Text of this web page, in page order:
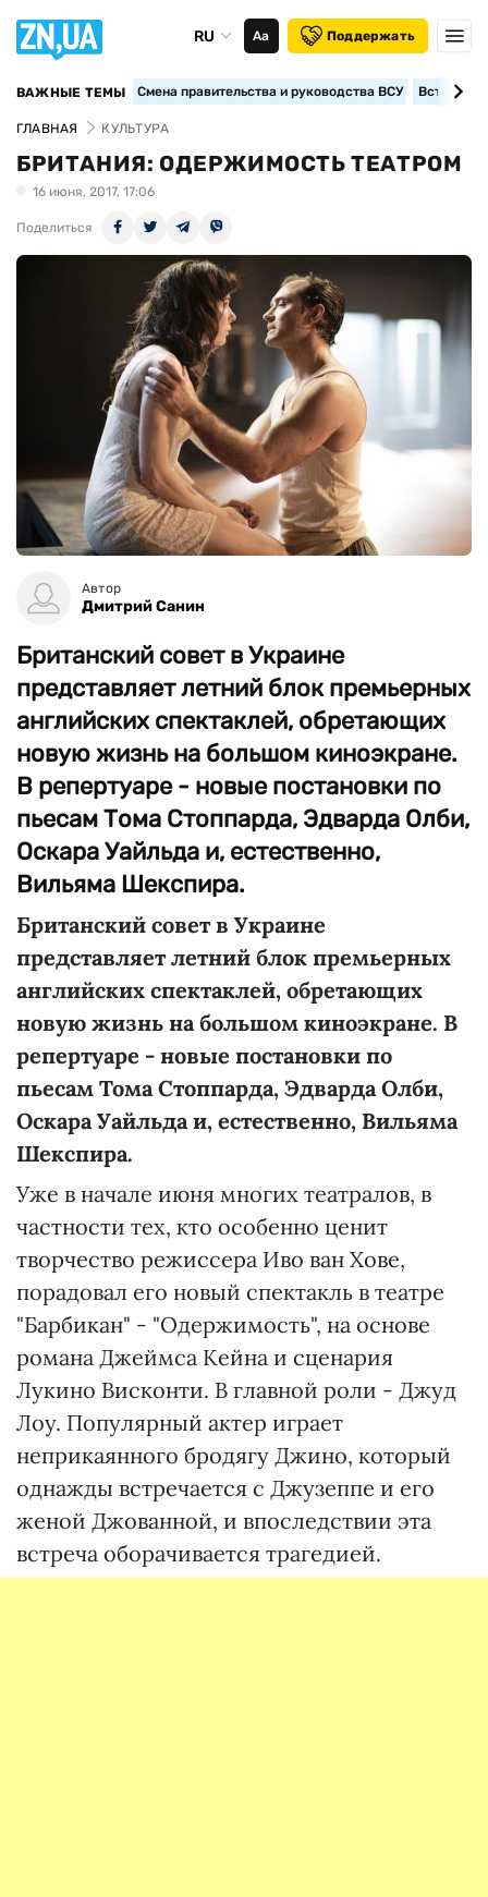
RU Аа Поддержать
ВАЖНЫЕ ТЕМЫ Смена правительства и руководства ВСУ
ГЛАВНАЯ КУЛЬТУРА
БРИТАНИЯ: ОДЕРЖИМОСТЬ ТЕАТРОМ
16 июня, 2017, 17:06
Поделиться
Автор
Дмитрий Санин
Британский совет в Украине
представляет летний блок премьерных
английских спектаклей, обретающих
новую жизнь на большом киноэкране.
В репертуаре - новые постановки по
пьесам Тома Стоппарда, Эдварда Олби,
Оскара Уайльда и, естественно,
Вильяма Шекспира.
Британский совет в Украине
представляет летний блок премьерных
английских спектаклей, обретающих
новую жизнь на большом киноэкране. В
репертуаре - новые постановки по
пьесам Тома Стоппарда, Эдварда Олби,
Оскара Уайльда и, естественно, Вильяма
Шекспира.
Уже в начале июня многих театралов, в
частности тех, кто особенно ценит
творчество режиссера Иво ван Хове,
порадовал его новый спектакль в театре
"Барбикан" - "Одержимость", на основе
романа Джеймса Кейна и сценария
Лукино Висконти. В главной роли - Джуд
Лоу. Популярный актер играет
неприкаянного бродягу Джино, который
однажды встречается с Джузеппе и его
женой Джованной, и впоследствии эта
встреча оборачивается трагедией.